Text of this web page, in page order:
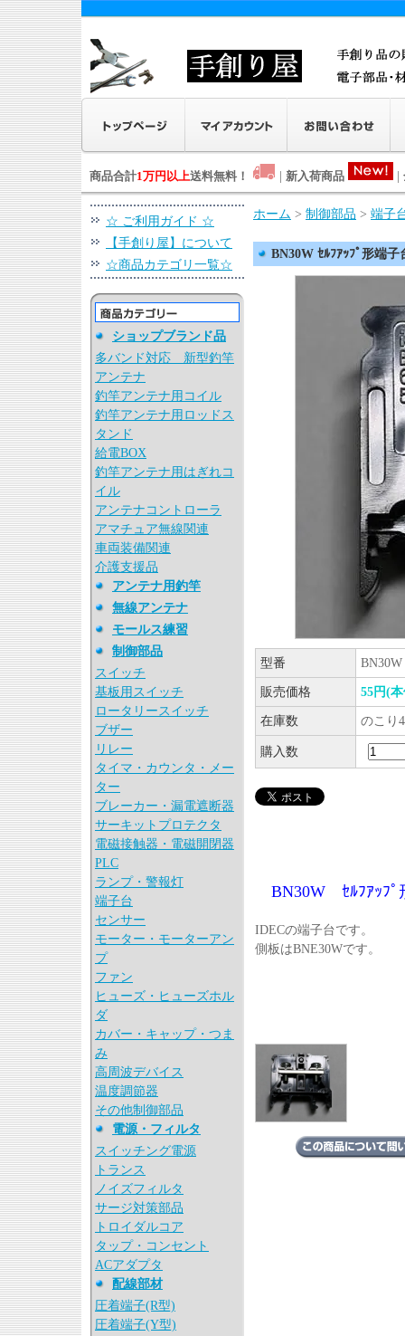
商品合計1万円以上送料無料！ 新入荷商品
☆ ご利用ガイド ☆
【手創り屋】について
☆商品カテゴリ一覧☆
ショップブランド品
多バンド対応 新型釣竿
アンテナ
釣竿アンテナ用コイル
釣竿アンテナ用ロッドス
タンド
給電BOX
釣竿アンテナ用はぎれコ
イル
アンテナコントローラ
アマチュア無線関連
車両装備関連
介護支援品
アンテナ用釣竿
無線アンテナ
モールス練習
制御部品
スイッチ
基板用スイッチ
ロータリースイッチ
ブザー
リレー
タイマ・カウンタ・メー
ター
ブレーカー・漏電遮断器
サーキットプロテクタ
電磁接触器・電磁開閉器
PLC
ランプ・警報灯
端子台
センサー
モーター・モーターアン
プ
ファン
ヒューズ・ヒューズホル
ダ
カバー・キャップ・つま
み
高周波デバイス
温度調節器
その他制御部品
電源・フィルタ
スイッチング電源
トランス
ノイズフィルタ
サージ対策部品
トロイダルコア
タップ・コンセント
ACアダプタ
配線部材
圧着端子(R型)
圧着端子(Y型)
ホーム > 制御部品 > 端子
BN30W ｾﾙﾌｱｯﾌﾟ形端
型番
販売価格 55円(
在庫数 のこり
購入数
BN30W ｾﾙﾌｱｯﾌ
IDECの端子台です。
側板はBNE30Wです。